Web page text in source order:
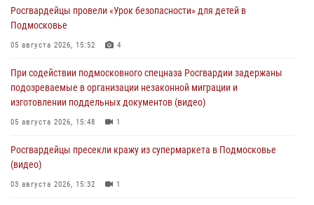
Росгвардейцы провели «Урок безопасности» для детей в
Подмосковье
05 августа 2026, 15:52 4
При содействии подмосковного спецназа Росгвардии задержаны
подозреваемые в организации незаконной миграции и
изготовлении поддельных документов (видео)
05 августа 2026, 15:48 1
Росгвардейцы пресекли кражу из супермаркета в Подмосковье
(видео)
03 августа 2026, 15:32 1